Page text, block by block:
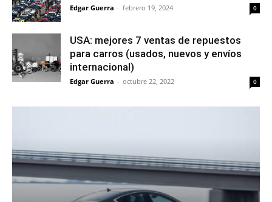
Edgar Guerra - febrero 19, 2024 0
USA: mejores 7 ventas de repuestos
para carros (usados, nuevos y envíos
internacional)
Edgar Guerra - octubre 22, 2022 0